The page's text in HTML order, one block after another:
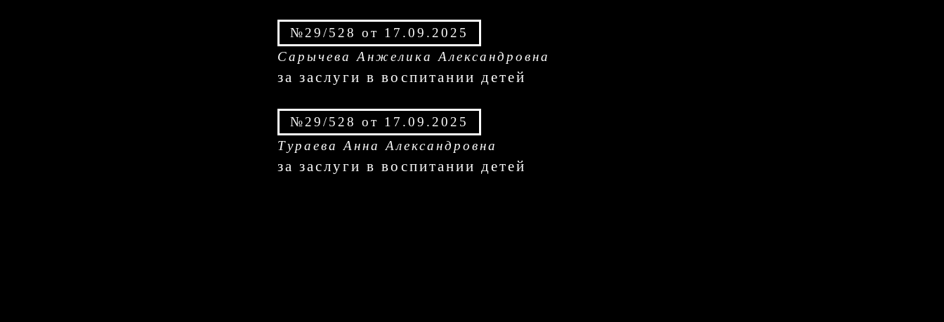
№29/528 от 17.09.2025
Сарычева Анжелика Александровна
за заслуги в воспитании детей
№29/528 от 17.09.2025
Тураева Анна Александровна
за заслуги в воспитании детей